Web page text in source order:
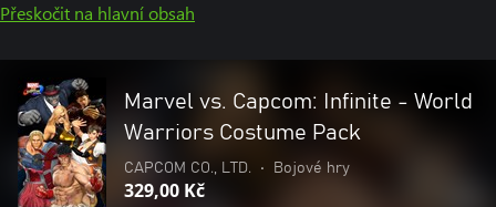
Přeskočit na hlavní obsah
Marvel vs. Capcom: Infinite - World
Warriors Costume Pack
CAPCOM CO., LTD. • Bojové hry
329,00 Kč